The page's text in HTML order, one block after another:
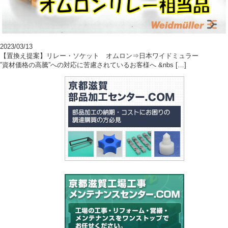
2023/03/13
【置換え提案】リレー・ソケット オムロン⇒日本ワイドミュラー
”資材価格の高騰”への対応に苦慮されているお客様へ &nbs […]